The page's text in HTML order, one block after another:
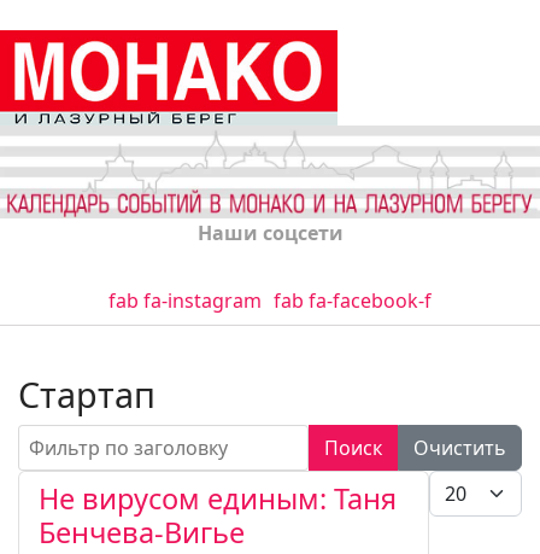
Наши соцсети
fab fa-instagram fab fa-facebook-f
Стартап
Фильтр по заголовку Поиск
Очистить
Кол-во
Не вирусом единым: Таня
Бенчева-Вигье